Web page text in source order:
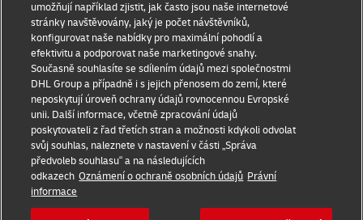
obchodování
B2B poradenství
Logistické poradenství
Novinky a postřehy
Přeprava s DHL
Udržitelnost
Právní informace
Podmínky užití
Ochrana soukromí
Nastavení souborů cookie
Sociální sítě
umožňují například zjistit, jak často jsou naše internetové
stránky navštěvovány, jaký je počet návštěvníků,
konfigurovat naše nabídky pro maximální pohodlí a
efektivitu a podporovat naše marketingové snahy.
Současně souhlasíte se sdílením údajů mezi společnostmi
DHL Group a případně i s jejich přenosem do zemí, které
neposkytují úroveň ochrany údajů rovnocennou Evropské
unii. Další informace, včetně zpracování údajů
poskytovateli z řad třetích stran a možnosti kdykoli odvolat
svůj souhlas, naleznete v nastavení v části „Správa
předvoleb souhlasu“ a na následujících
odkazech Oznámení o ochraně osobních údajů Právní
informace